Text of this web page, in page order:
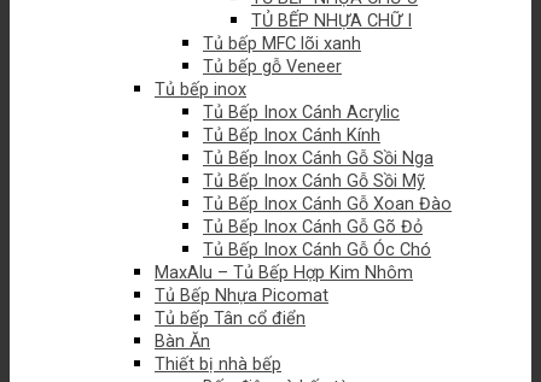
TỦ BẾP NHỰA CHỮ I
Tủ bếp MFC lõi xanh
Tủ bếp gỗ Veneer
Tủ bếp inox
Tủ Bếp Inox Cánh Acrylic
Tủ Bếp Inox Cánh Kính
Tủ Bếp Inox Cánh Gỗ Sồi Nga
Tủ Bếp Inox Cánh Gỗ Sồi Mỹ
Tủ Bếp Inox Cánh Gỗ Xoan Đào
Tủ Bếp Inox Cánh Gỗ Gõ Đỏ
Tủ Bếp Inox Cánh Gỗ Óc Chó
MaxAlu – Tủ Bếp Hợp Kim Nhôm
Tủ Bếp Nhựa Picomat
Tủ bếp Tân cổ điển
Bàn Ăn
Thiết bị nhà bếp